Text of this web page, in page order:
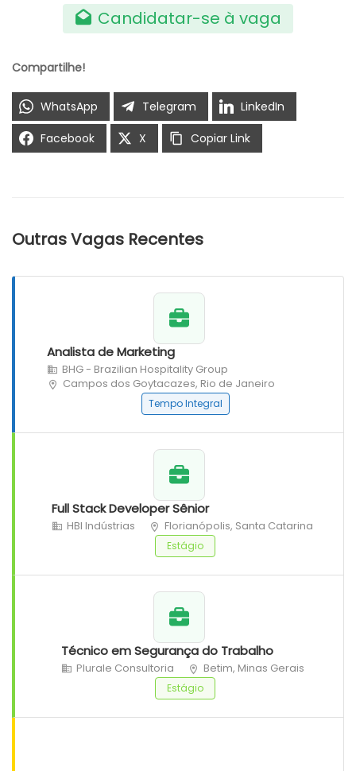
Candidatar-se à vaga
Compartilhe!
WhatsApp Telegram
LinkedIn
Facebook
X Copiar Link
Outras Vagas Recentes
Analista de Marketing
BHG - Brazilian Hospitality Group
Campos dos Goytacazes, Rio de Janeiro
Tempo Integral
Full Stack Developer Sênior
HBI Indústrias Florianópolis, Santa Catarina
Estágio
Técnico em Segurança do Trabalho
Plurale Consultoria Betim, Minas Gerais
Estágio